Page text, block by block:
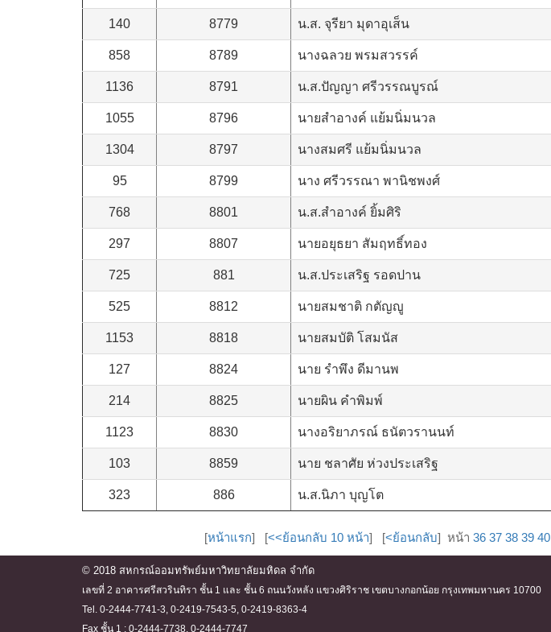
140 8779 น.ส. จุรียา มุดาอุเส็น
858 8789 นางฉลวย พรมสวรรค์
1136 8791 น.ส.ปัญญา ศรีวรรณบูรณ์
1055 8796 นายสำอางค์ แย้มนิ่มนวล
1304 8797 นางสมศรี แย้มนิ่มนวล
95 8799 นาง ศรีวรรณา พานิชพงศ์
768 8801 น.ส.สำอางค์ ยิ้มศิริ
297 8807 นายอยุธยา สัมฤทธิ์ทอง
725 881 น.ส.ประเสริฐ รอดปาน
525 8812 นายสมชาติ กตัญญู
1153 8818 นายสมบัติ โสมนัส
127 8824 นาย รำพึง ดีมานพ
214 8825 นายผิน คำพิมพ์
1123 8830 นางอริยาภรณ์ ธนัตวรานนท์
103 8859 นาย ชลาศัย ห่วงประเสริฐ
323 886 น.ส.นิภา บุญโต
[หน้าแรก] [<<ย้อนกลับ 10 หน้า] [<ย้อนกลับ] หน้า 36 37 38 39 40
© 2018 สหกรณ์ออมทรัพย์มหาวิทยาลัยมหิดล จำกัด
เลขที่ 2 อาคารศรีสวรินทิรา ชั้น 1 และ ชั้น 6 ถนนวังหลัง แขวงศิริราช เขตบางกอกน้อย กรุงเทพมหานคร 10700
Tel. 0-2444-7741-3, 0-2419-7543-5, 0-2419-8363-4
Fax ชั้น 1 : 0-2444-7738, 0-2444-7747